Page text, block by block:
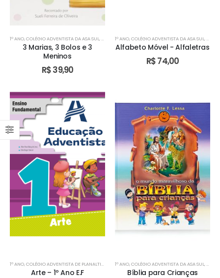
1º ANO,COLÉGIO ADVENTISTA DA ASA SUL,COLÉGIO ADVENTISTA DE ÁGUAS CLARAS,COLÉGIO
3 Marias, 3 Bolos e 3
Meninos
R$39,90
1º ANO,COLÉGIO ADVENTISTA DA ASA SUL,
Alfabeto Móvel - Alfaletras
R$74,00
1º ANO,COLÉGIO ADVENTISTA DE PLANALTINA COLÉGIO ADVENTISTA DE TAGUATINGA,DIDÁTICOS
Arte – 1º Ano E.F
1º ANO,COLÉGIO ADVENTISTA DA ASA SUL,
Bíblia para Crianças